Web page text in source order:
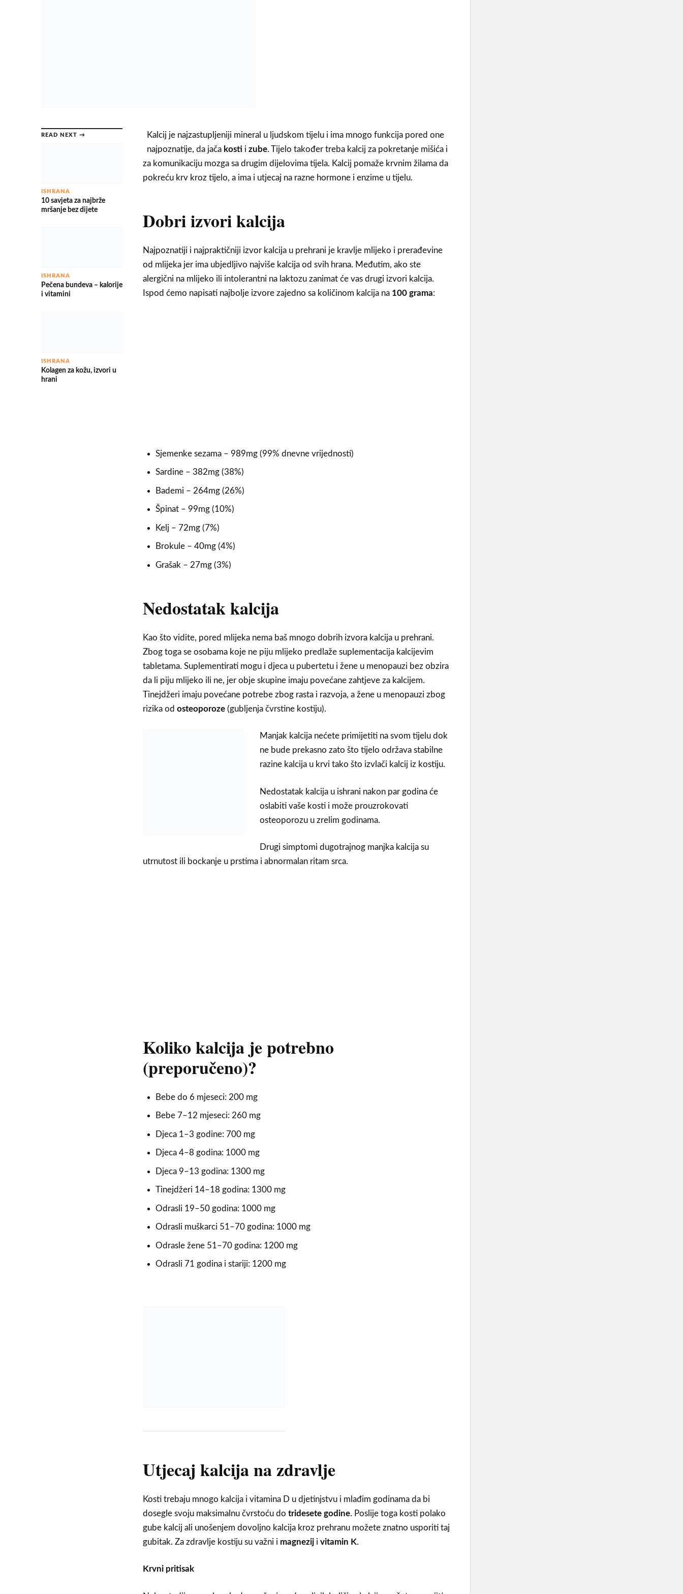
READ NEXT →
ISHRANA
10 savjeta za najbrže
mršanje bez dijete
ISHRANA
Pečena bundeva – kalorije
i vitamini
ISHRANA
Kolagen za kožu, izvori u
hrani
Kalcij je najzastupljeniji mineral u ljudskom tijelu i ima mnogo funkcija pored one
najpoznatije, da jača kostii zube. Tijelo također treba kalcij za pokretanje mišića i
za komunikaciju mozga sa drugim dijelovima tijela. Kalcij pomaže krvnim žilama da
pokreću krv kroz tijelo, a ima i utjecaj na razne hormone i enzime u tijelu.
Dobri izvori kalcija
Najpoznatiji i najpraktičniji izvor kalcija u prehrani je kravlje mlijeko i prerađevine
od mlijeka jer ima ubjedljivo najviše kalcija od svih hrana. Međutim, ako ste
alergični na mlijeko ili intolerantni na laktozu zanimat će vas drugi izvori kalcija.
Ispod ćemo napisati najbolje izvore zajedno sa količinom kalcija na 100 grama:
Sjemenke sezama – 989mg (99% dnevne vrijednosti)
Sardine – 382mg (38%)
Bademi – 264mg (26%)
Špinat – 99mg (10%)
Kelj – 72mg (7%)
Brokule – 40mg (4%)
Grašak – 27mg (3%)
Nedostatak kalcija
Kao što vidite, pored mlijeka nema baš mnogo dobrih izvora kalcija u prehrani.
Zbog toga se osobama koje ne piju mlijeko predlaže suplementacija kalcijevim
tabletama. Suplementirati mogu i djeca u pubertetu i žene u menopauzi bez obzira
da li piju mlijeko ili ne, jer obje skupine imaju povećane zahtjeve za kalcijem.
Tinejdžeri imaju povećane potrebe zbog rasta i razvoja, a žene u menopauzi zbog
rizika od osteoporoze(gubljenja čvrstine kostiju).
Manjak kalcija nećete primijetiti na svom tijelu dok
ne bude prekasno zato što tijelo održava stabilne
razine kalcija u krvi tako što izvlači kalcij iz kostiju.
Nedostatak kalcija u ishrani nakon par godina će
oslabiti vaše kosti i može prouzrokovati
osteoporozu u zrelim godinama.
Drugi simptomi dugotrajnog manjka kalcija su
utrnutost ili bockanje u prstima i abnormalan ritam srca.
Koliko kalcija je potrebno
(preporučeno)?
Bebe do 6 mjeseci: 200 mg
Bebe 7–12 mjeseci: 260 mg
Djeca 1–3 godine: 700 mg
Djeca 4–8 godina: 1000 mg
Djeca 9–13 godina: 1300 mg
Tinejdžeri 14–18 godina: 1300 mg
Odrasli 19–50 godina: 1000 mg
Odrasli muškarci 51–70 godina: 1000 mg
Odrasle žene 51–70 godina: 1200 mg
Odrasli 71 godina i stariji: 1200 mg
Utjecaj kalcija na zdravlje
Kosti trebaju mnogo kalcija i vitamina D u djetinjstvu i mlađim godinama da bi
dosegle svoju maksimalnu čvrstoću do tridesete godine. Poslije toga kosti polako
gube kalcij ali unošenjem dovoljno kalcija kroz prehranu možete znatno usporiti taj
gubitak. Za zdravlje kostiju su važni i magneziji vitamin K.
Krvni pritisak